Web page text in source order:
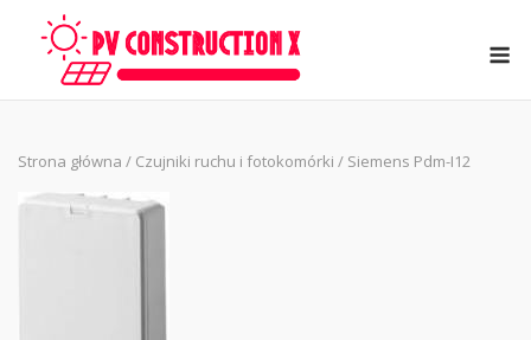
Strona główna / Czujniki ruchu i fotokomórki / Siemens Pdm-I12